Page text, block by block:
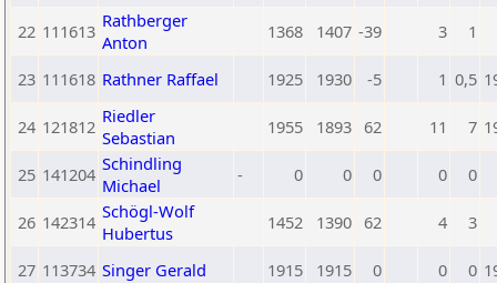
22 111613 Rathberger
Anton
1368 1407 -39 3 1
23 111618 Rathner Raffael 1925 1930 -5 1 0,5
24 121812 Riedler
Sebastian
1955 1893 62 11 7
25 141204 Schindling
Michael
- 0 0 0 0 0
26 142314 Schögl-Wolf
Hubertus
1452 1390 62 4 3
27 113734 Singer Gerald 1915 1915 0 0 0